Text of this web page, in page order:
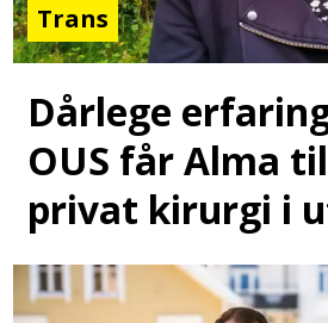
Trans
Dårlege
OUS får Alma
privat kirurgi i